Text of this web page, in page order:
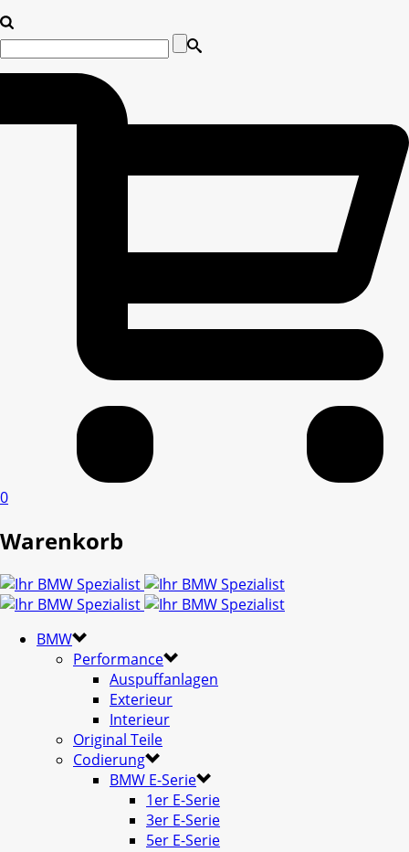
0
Warenkorb
BMW
Performance
Auspuffanlagen
Exterieur
Interieur
Original Teile
Codierung
BMW E-Serie
1er E-Serie
3er E-Serie
5er E-Serie